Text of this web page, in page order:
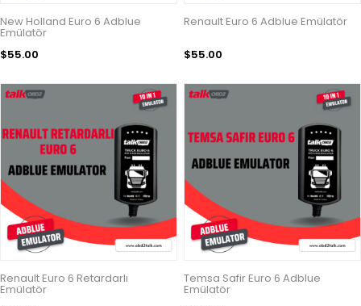
New Holland Euro 6 Adblue
Emülatör
$55.00
Renault Euro 6 Adblue Emülatör
$55.00
Renault Euro 6 Retardarlı
Emülatör
Temsa Safir Euro 6 Adblue
Emülatör